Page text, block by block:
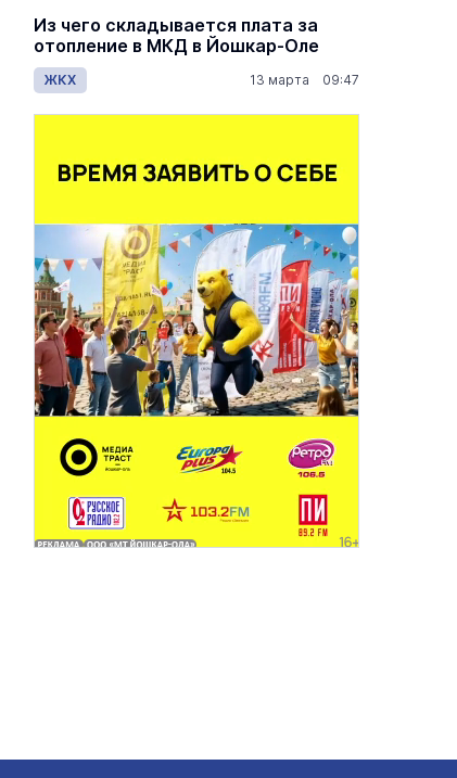
Из чего складывается плата за
отопление в МКД в Йошкар-Оле
ЖКХ 13 марта 09:47